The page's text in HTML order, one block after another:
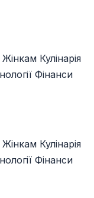
Жінкам Кулінарія
Фінанси
Жінкам Кулінарія
Фінанси